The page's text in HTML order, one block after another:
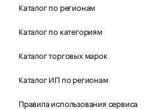
Каталог по регионам
Каталог по категориям
Каталог торговых марок
Каталог ИП по регионам
Правила использования сервиса